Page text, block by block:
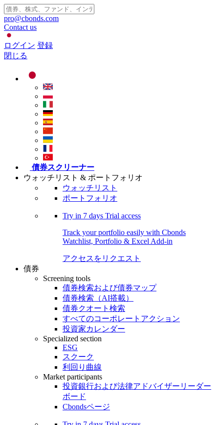
pro@cbonds.com
Contact us
ログイン 登録
閉じる
債券スクリーナー
ウォッチリスト & ポートフォリオ
ウォッチリスト
ポートフォリオ
Try in 7 days Trial access
Track your portfolio easily with Cbonds
Watchlist, Portfolio & Excel Add-in
アクセスをリクエスト
債券
Screening tools
債券検索および債券マップ
債券検索（AI搭載）
債券クオート検索
すべてのコーポレートアクション
投資家カレンダー
Specialized section
ESG
スクーク
利回り曲線
Market participants
投資銀行および法律アドバイザーリーダー
ボード
Cbondsページ